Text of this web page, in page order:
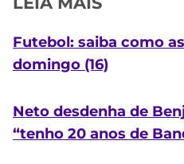
Futebol: saiba como
domingo (16)
Neto desdenha de
“tenho 20 anos de